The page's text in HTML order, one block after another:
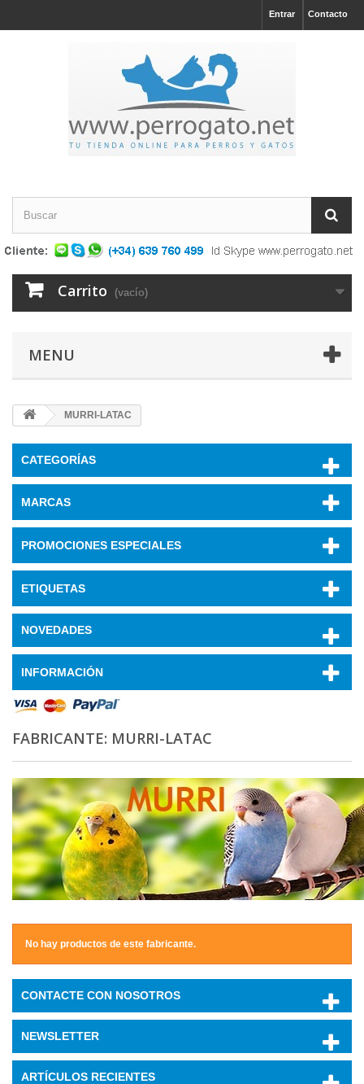
Contacto
Entrar
Carrito (vacío)
MENU
MURRI-LATAC
CATEGORÍAS
MARCAS
PROMOCIONES ESPECIALES
ETIQUETAS
NOVEDADES
INFORMACIÓN
FABRICANTE: MURRI-LATAC
No hay productos de este fabricante.
CONTACTE CON NOSOTROS
NEWSLETTER
ARTÍCULOS RECIENTES